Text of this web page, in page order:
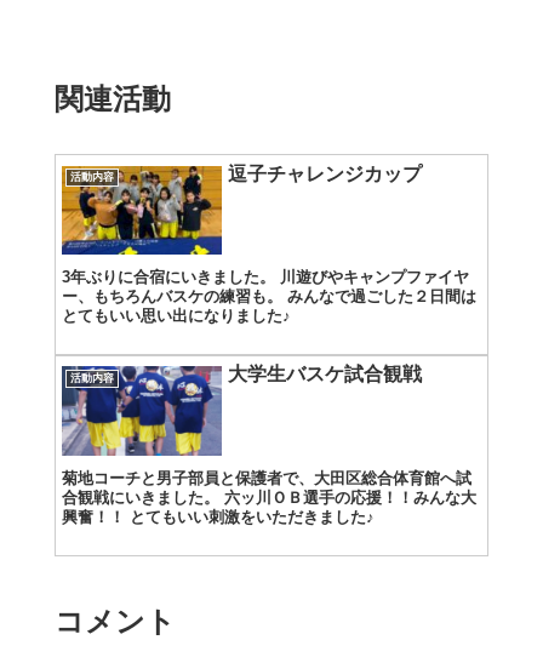
関連活動
活動内容 逗子チャレンジカップ
3年ぶりに合宿にいきました。 川遊びやキャンプファイヤ
ー、もちろんバスケの練習も。 みんなで過ごした２日間は
とてもいい思い出になりました♪
活動内容 大学生バスケ試合観戦
菊地コーチと男子部員と保護者で、大田区総合体育館へ試
合観戦にいきました。 六ッ川ＯＢ選手の応援！！みんな大
興奮！！ とてもいい刺激をいただきました♪
コメント